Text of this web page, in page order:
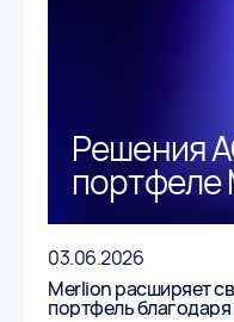
Решения
портфеле
03.06.2026
Merlion расширяет
портфель